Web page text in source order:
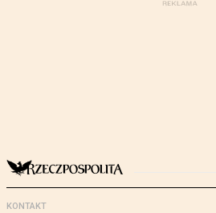
KONTAKT